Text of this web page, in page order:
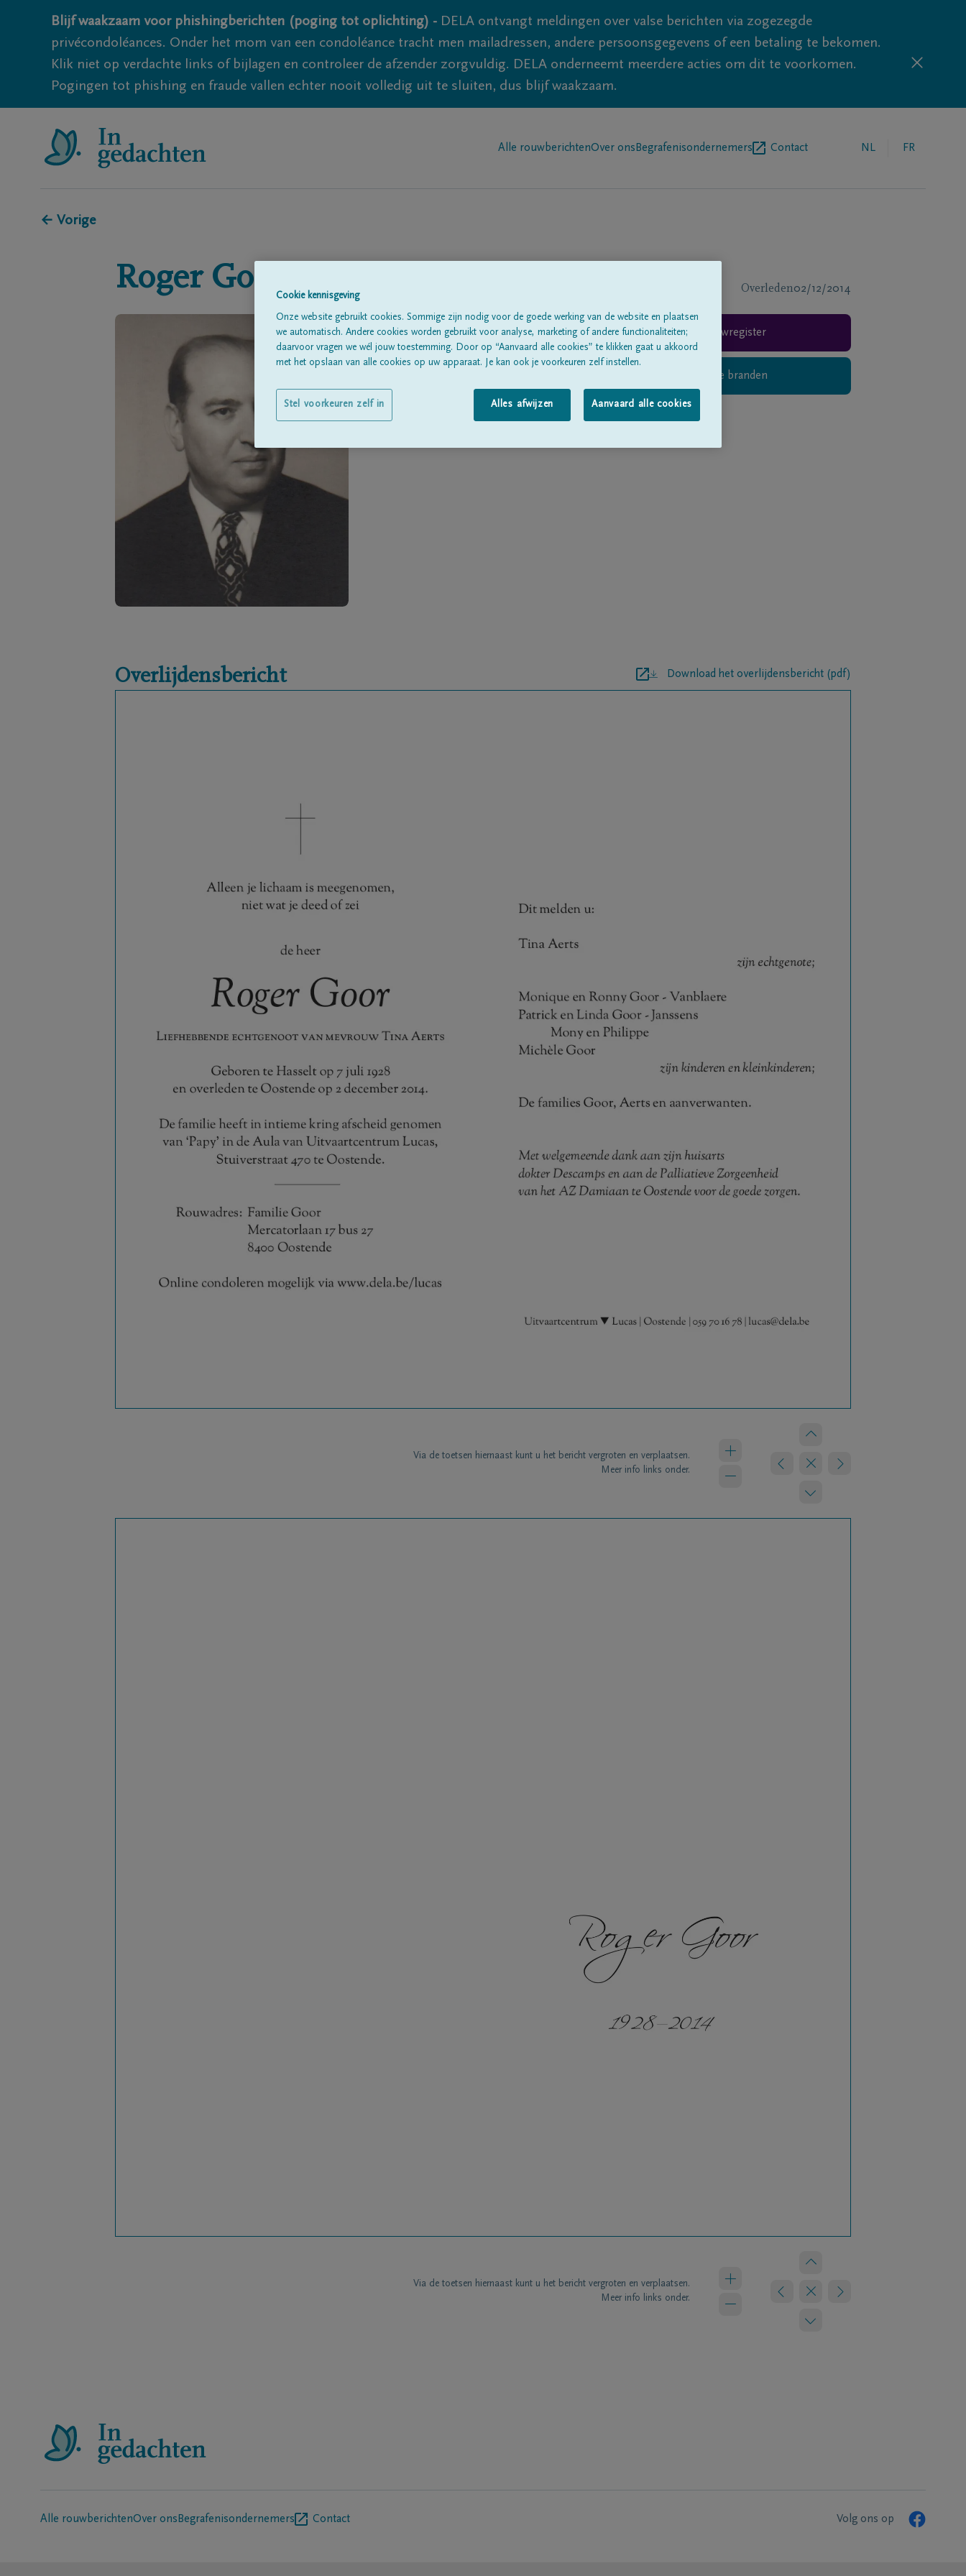
Blijf waakzaam voor phishingberichten (poging tot oplichting) - DELA ontvangt meldingen over valse berichten via zogezegde
privécondoléances. Onder het mom van een condoléance tracht men mailadressen, andere persoonsgegevens of een betaling te bekomen.
Klik niet op verdachte links of bijlagen en controleer de afzender zorgvuldig. DELA onderneemt meerdere acties om dit te voorkomen.
Pogingen tot phishing en fraude vallen echter nooit volledig uit te sluiten, dus blijf waakzaam.
Alle rouwberichtenOver ons Begrafenisondernemers Contact NL FR
← Vorige
Roger Goor Overleden02/12/2014
Geboren te Hasselt op 07/07/1928
Overleden te Oostende op 02/12/2014
Woonachtig te Oostende
Rouwregister
Digitaal kaarsje branden
Overlijdensbericht Download het overlijdensbericht (pdf)
Via de toetsen hiernaast kunt u het bericht vergroten en verplaatsen.
Meer info links onder.
Via de toetsen hiernaast kunt u het bericht vergroten en verplaatsen.
Meer info links onder.
Alle rouwberichtenOver onsBegrafenisondernemers Contact Volg ons op
Cookie kennisgeving
Onze website gebruikt cookies. Sommige zijn nodig voor de goede werking van de website en plaatsen
we automatisch. Andere cookies worden gebruikt voor analyse, marketing of andere functionaliteiten;
daarvoor vragen we wél jouw toestemming. Door op “Aanvaard alle cookies” te klikken gaat u akkoord
met het opslaan van alle cookies op uw apparaat. Je kan ook je voorkeuren zelf instellen.
Alles afwijzen Aanvaard alle cookies
Stel voorkeuren zelf in